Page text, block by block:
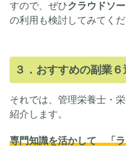
すので、ぜひクラウドソ
の利用も検討してみてくだ
３．おすすめの副業６
それでは、管理栄養士・
紹介します。
専門知識を活かして 「